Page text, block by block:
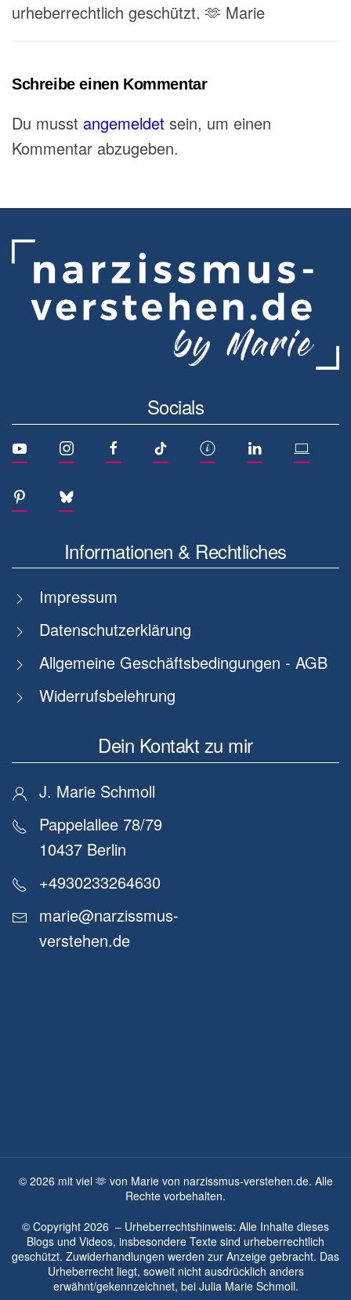
urheberrechtlich geschützt. 🫶 Marie
Schreibe einen Kommentar
Du musst angemeldet sein, um einen
Kommentar abzugeben.
Socials
Informationen & Rechtliches
Impressum
Datenschutzerklärung
Allgemeine Geschäftsbedingungen - AGB
Widerrufsbelehrung
Dein Kontakt zu mir
J. Marie Schmoll
Pappelallee 78/79
10437 Berlin
+4930233264630
marie@narzissmus-
verstehen.de
© 2026 mit viel 🫶 von Marie von narzissmus-verstehen.de. Alle
Rechte vorbehalten.
© Copyright 2026 – Urheberrechtshinweis: Alle Inhalte dieses
Blogs und Videos, insbesondere Texte sind urheberrechtlich
geschützt. Zuwiderhandlungen werden zur Anzeige gebracht. Das
Urheberrecht liegt, soweit nicht ausdrücklich anders
erwähnt/gekennzeichnet, bei Julia Marie Schmoll.